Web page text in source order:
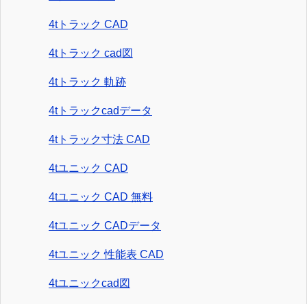
4tトラック CAD
4tトラック cad図
4tトラック 軌跡
4tトラックcadデータ
4tトラック寸法 CAD
4tユニック CAD
4tユニック CAD 無料
4tユニック CADデータ
4tユニック 性能表 CAD
4tユニックcad図